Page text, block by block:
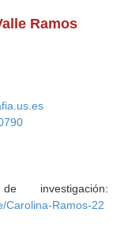
Ramos
Carolina-Ramos-22